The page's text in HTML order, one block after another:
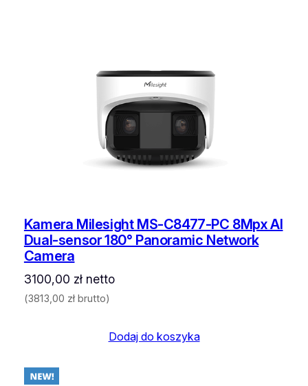
Kamera Milesight MS-C8477-PC 8Mpx AI
Dual-sensor 180° Panoramic Network
Camera
3100,00 złnetto
(3813,00 złbrutto)
Dodaj do koszyka